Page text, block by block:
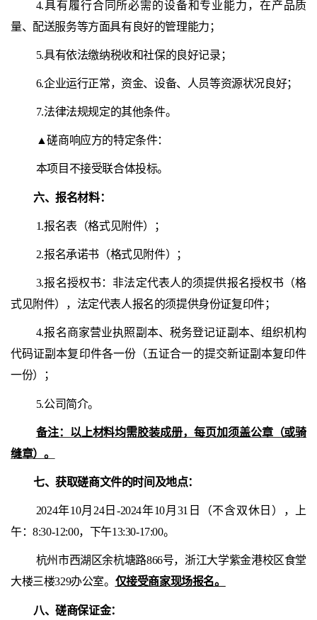
4.具有履行合同所必需的设备和专业能力，在产品质
量、配送服务等方面具有良好的管理能力；
5.具有依法缴纳税收和社保的良好记录；
6.企业运行正常，资金、设备、人员等资源状况良好；
7.法律法规规定的其他条件。
▲磋商响应方的特定条件：
本项目不接受联合体投标。
六、报名材料：
1.报名表（格式见附件）；
2.报名承诺书（格式见附件）；
3.报名授权书：非法定代表人的须提供报名授权书（格
式见附件），法定代表人报名的须提供身份证复印件；
4.报名商家营业执照副本、税务登记证副本、组织机构
代码证副本复印件各一份（五证合一的提交新证副本复印件
一份）；
5.公司简介。
备注：以上材料均需胶装成册，每页加须盖公章（或骑
缝章）。
七、获取磋商文件的时间 及地点：
2024年10月24日-2024年10月31日（不含双休日），上
午：8:30-12:00，下午13:30-17:00。
杭州市西湖区余杭塘路866号，浙江大学紫金港校区食堂
大楼三楼329办公室。 仅接受商家现场报名。
八、磋商保证金：